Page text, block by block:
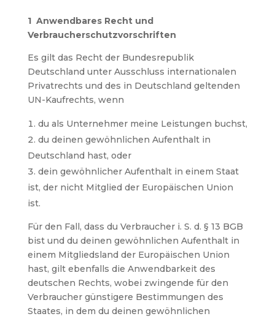
1 Anwendbares Recht und
Verbraucherschutzvorschriften
Es gilt das Recht der Bundesrepublik
Deutschland unter Ausschluss internationalen
Privatrechts und des in Deutschland geltenden
UN-Kaufrechts, wenn
du als Unternehmer meine Leistungen buchst,
du deinen gewöhnlichen Aufenthalt in
Deutschland hast, oder
dein gewöhnlicher Aufenthalt in einem Staat
ist, der nicht Mitglied der Europäischen Union
ist.
Für den Fall, dass du Verbraucher i. S. d. § 13 BGB
bist und du deinen gewöhnlichen Aufenthalt in
einem Mitgliedsland der Europäischen Union
hast, gilt ebenfalls die Anwendbarkeit des
deutschen Rechts, wobei zwingende für den
Verbraucher günstigere Bestimmungen des
Staates, in dem du deinen gewöhnlichen